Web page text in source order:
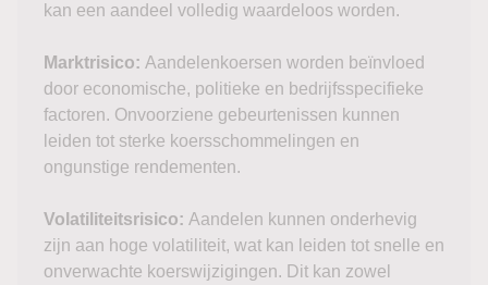
kan een aandeel volledig waardeloos worden.
Marktrisico: Aandelenkoersen worden beïnvloed
door economische, politieke en bedrijfsspecifieke
factoren. Onvoorziene gebeurtenissen kunnen
leiden tot sterke koersschommelingen en
ongunstige rendementen.
Volatiliteitsrisico: Aandelen kunnen onderhevig
zijn aan hoge volatiliteit, wat kan leiden tot snelle en
onverwachte koerswijzigingen. Dit kan zowel